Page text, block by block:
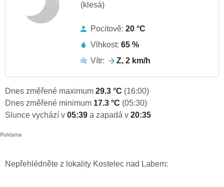
(klesá)
Pocitově: 20 °C
Vlhkost: 65 %
Vítr:
Z, 2 km/h
Dnes změřené maximum 29.3 °C (16:00)
Dnes změřené minimum 17.3 °C (05:30)
Slunce vychází v 05:39 a zapadá v 20:35
Nepřehlédněte z lokality Kostelec nad Labem: